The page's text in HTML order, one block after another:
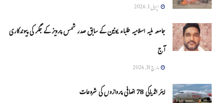
اپریل 1, 2026
جامعہ ملیہ اسلامیہ طلباء یونین کے سابق صدر شمس پرویز کے جگر کی پیوندکاری
آج
مارچ 31, 2026
ایئر انڈیاکی 78 اضافی پروازوں کی شروعات